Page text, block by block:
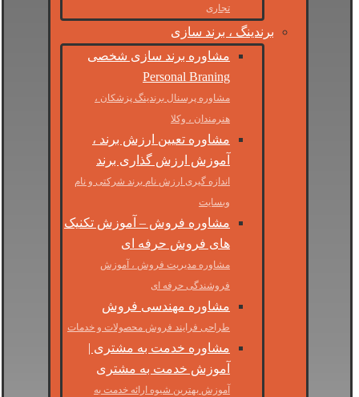
تجاری
برندینگ ، برند سازی
مشاوره برند سازی شخصی
Personal Braning
مشاوره پرسنال برندینگ پزشکان ،
هنرمندان ، وکلا
مشاوره تعیین ارزش برند ،
آموزش ارزش گذاری برند
اندازه گیری ارزش نام برند شرکتی و نام
وبسایت
مشاوره فروش – آموزش تکنیک
های فروش حرفه ای
مشاوره مدیریت فروش ، آموزش
فروشندگی حرفه ای
مشاوره مهندسی فروش
طراحی فرایند فروش محصولات و خدمات
مشاوره خدمت به مشتری |
آموزش خدمت به مشتری
آموزش بهترین شیوه ارائه خدمت به